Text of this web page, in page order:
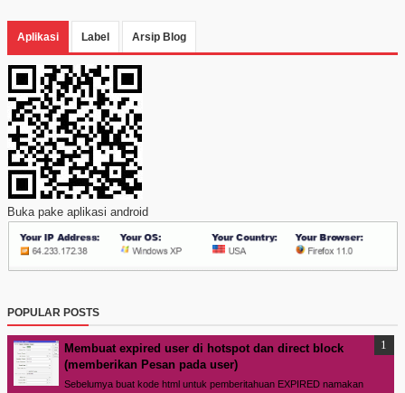
Aplikasi Label Arsip Blog
Buka pake aplikasi android
POPULAR POSTS
Membuat expired user di hotspot dan direct block
(memberikan Pesan pada user)
Sebelumya buat kode html untuk pemberitahuan EXPIRED namakan